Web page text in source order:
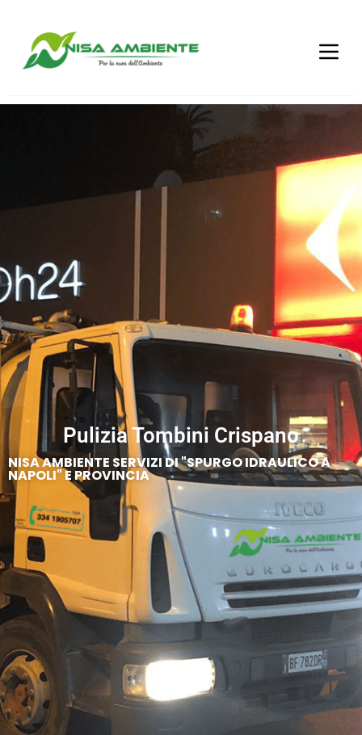
Pulizia Tombini Crispano
NISA AMBIENTE SERVIZI DI "SPURGO IDRAULICO A
NAPOLI" E PROVINCIA